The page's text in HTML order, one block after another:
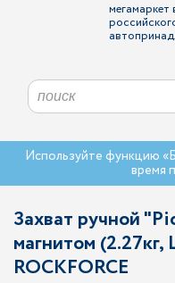
мегамаркет
Используйте функцию
время
Захват ручной
магнитом
ROCKFORCE